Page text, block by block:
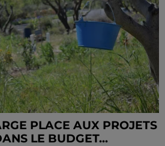
PLACE AUX PROJETS
LE BUDGET...